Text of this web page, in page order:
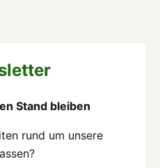
Stand bleiben
rund um unsere